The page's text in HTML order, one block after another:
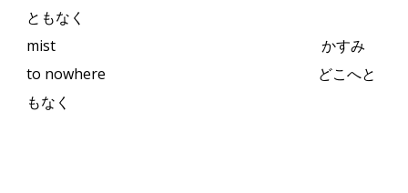
ともなく
mist
かすみ
to nowhere
どこへと
もなく